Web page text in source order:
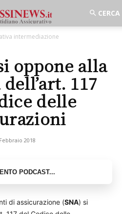
intermediazione
oppone alla
117
delle
2018
di assicurazione (SNA) si